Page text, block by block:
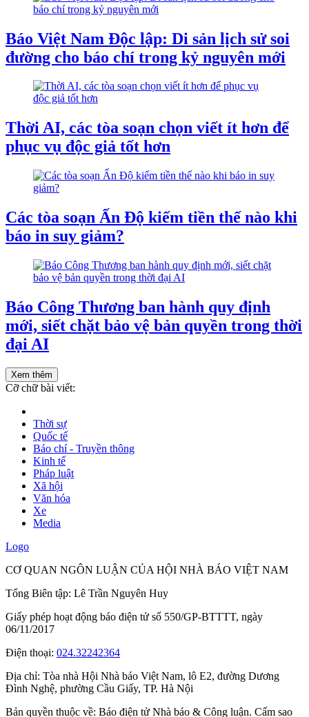
Báo Việt Nam Độc lập: Di sản lịch sử soi
đường cho báo chí trong kỷ nguyên mới
Thời AI, các tòa soạn chọn viết ít hơn để
phục vụ độc giả tốt hơn
Các tòa soạn Ấn Độ kiếm tiền thế nào khi
báo in suy giảm?
Báo Công Thương ban hành quy định
mới, siết chặt bảo vệ bản quyền trong thời
đại AI
Xem thêm
Cỡ chữ bài viết:
Thời sự
Quốc tế
Báo chí - Truyền thông
Kinh tế
Pháp luật
Xã hội
Văn hóa
Xe
Media
Logo
CƠ QUAN NGÔN LUẬN CỦA HỘI NHÀ BÁO VIỆT NAM
Tổng Biên tập: Lê Trần Nguyên Huy
Giấy phép hoạt động báo điện tử số 550/GP-BTTTT, ngày
06/11/2017
Điện thoại: 024.32242364
Địa chỉ: Tòa nhà Hội Nhà báo Việt Nam, lô E2, đường Dương
Đình Nghệ, phường Cầu Giấy, TP. Hà Nội
Bản quyền thuộc về: Báo điện tử Nhà báo & Công luận. Cấm sao